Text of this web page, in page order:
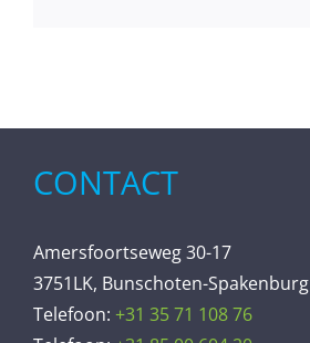
CONTACT
Amersfoortseweg 30-17
3751LK, Bunschoten-Spakenburg
Telefoon: +31 35 71 108 76